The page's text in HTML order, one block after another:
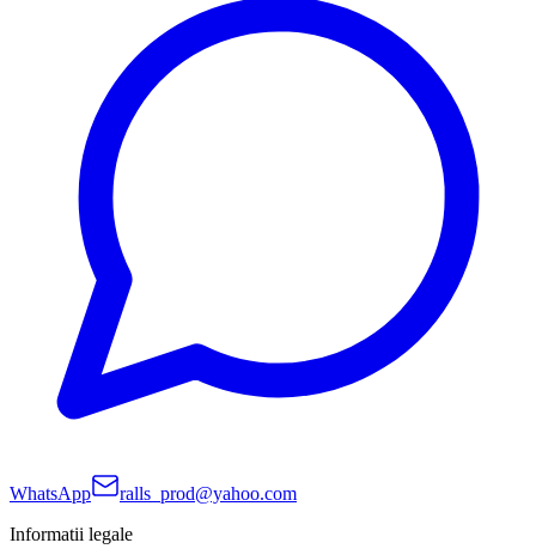
WhatsApp
ralls_prod@yahoo.com
Informatii legale